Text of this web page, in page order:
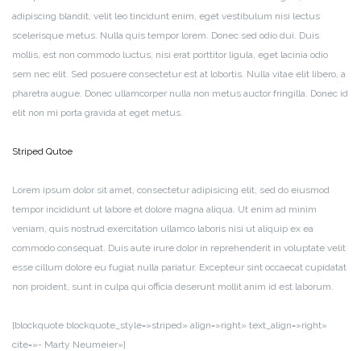
adipiscing blandit, velit leo tincidunt enim, eget vestibulum nisi lectus
scelerisque metus. Nulla quis tempor lorem. Donec sed odio dui. Duis
mollis, est non commodo luctus, nisi erat porttitor ligula, eget lacinia odio
sem nec elit. Sed posuere consectetur est at lobortis. Nulla vitae elit libero, a
pharetra augue. Donec ullamcorper nulla non metus auctor fringilla. Donec id
elit non mi porta gravida at eget metus.
Striped Qutoe
Lorem ipsum dolor sit amet, consectetur adipisicing elit, sed do eiusmod
tempor incididunt ut labore et dolore magna aliqua. Ut enim ad minim
veniam, quis nostrud exercitation ullamco laboris nisi ut aliquip ex ea
commodo consequat. Duis aute irure dolor in reprehenderit in voluptate velit
esse cillum dolore eu fugiat nulla pariatur. Excepteur sint occaecat cupidatat
non proident, sunt in culpa qui officia deserunt mollit anim id est laborum.
[blockquote blockquote_style=»striped» align=»right» text_align=»right»
cite=»- Marty Neumeier»]